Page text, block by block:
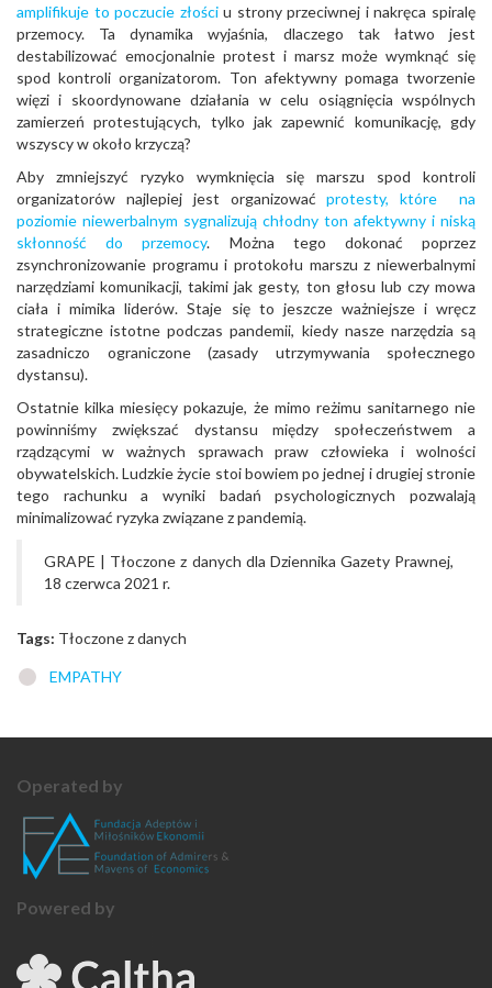
amplifikuje to poczucie złościu strony przeciwnej i nakręca spiralę
przemocy. Ta dynamika wyjaśnia, dlaczego tak łatwo jest
destabilizować emocjonalnie protest i marsz może wymknąć się
spod kontroli organizatorom. Ton afektywny pomaga tworzenie
więzi i skoordynowane działania w celu osiągnięcia wspólnych
zamierzeń protestujących, tylko jak zapewnić komunikację, gdy
wszyscy w około krzyczą?
Aby zmniejszyć ryzyko wymknięcia się marszu spod kontroli
organizatorów najlepiej jest organizowaćprotesty, które na
poziomie niewerbalnym sygnalizują chłodny ton afektywny i niską
skłonność do przemocy. Można tego dokonać poprzez
zsynchronizowanie programu i protokołu marszu z niewerbalnymi
narzędziami komunikacji, takimi jak gesty, ton głosu lub czy mowa
ciała i mimika liderów. Staje się to jeszcze ważniejsze i wręcz
strategiczne istotne podczas pandemii, kiedy nasze narzędzia są
zasadniczo ograniczone (zasady utrzymywania społecznego
dystansu).
Ostatnie kilka miesięcy pokazuje, że mimo reżimu sanitarnego nie
powinniśmy zwiększać dystansu między społeczeństwem a
rządzącymi w ważnych sprawach praw człowieka i wolności
obywatelskich. Ludzkie życie stoi bowiem po jednej i drugiej stronie
tego rachunku a wyniki badań psychologicznych pozwalają
minimalizować ryzyka związane z pandemią.
GRAPE | Tłoczone z danych dla Dziennika Gazety Prawnej,
18 czerwca 2021 r.
Tags: Tłoczone z danych
EMPATHY
Operated by
Powered by